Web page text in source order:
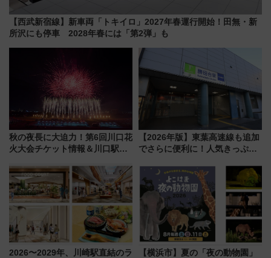
【西武新宿線】新車両「トキイロ」2027年春運行開始！田無・新
所沢にも停車 2028年春には「第2弾」も
秋の夜長に大迫力！第6回川口花
火大会チケット情報＆川口駅か
【2026年版】東葉高速線も追加
でさらに便利に！人気きっぷ
今年も発売 秋・早春に千葉県を
巡るなら使い勝手・コスパ抜群
2026〜2029年、川崎駅直結のラ
【横浜市】夏の「夜の動物園」